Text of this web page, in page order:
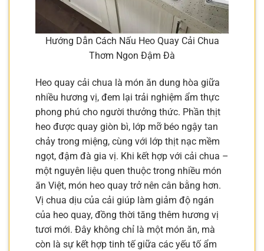
Hướng Dẫn Cách Nấu Heo Quay Cải Chua
Thơm Ngon Đậm Đà
Heo quay cải chua là món ăn dung hòa giữa
nhiều hương vị, đem lại trải nghiệm ẩm thực
phong phú cho người thưởng thức. Phần thịt
heo được quay giòn bì, lớp mỡ béo ngậy tan
chảy trong miệng, cùng với lớp thịt nạc mềm
ngọt, đậm đà gia vị. Khi kết hợp với cải chua –
một nguyên liệu quen thuộc trong nhiều món
ăn Việt, món heo quay trở nên cân bằng hơn.
Vị chua dịu của cải giúp làm giảm độ ngán
của heo quay, đồng thời tăng thêm hương vị
tươi mới. Đây không chỉ là một món ăn, mà
còn là sự kết hợp tinh tế giữa các yếu tố ẩm